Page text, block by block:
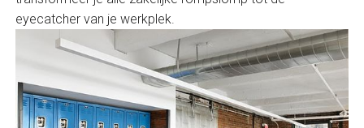
eyecatcher van je werkplek.